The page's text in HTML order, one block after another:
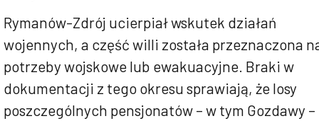
Rymanów-Zdrój ucierpiał wskutek działań
wojennych, a część willi została przeznaczona
potrzeby wojskowe lub ewakuacyjne. Braki w
dokumentacji z tego okresu sprawiają, że losy
poszczególnych pensjonatów – w tym Gozdawy –